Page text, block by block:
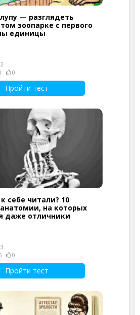
— разглядеть
зоопарке с первого
единицы
0
Пройти тест
себе читали? 10
на которых
даже отличники
0
Пройти тест